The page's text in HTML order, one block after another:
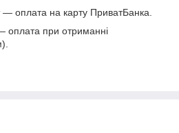
оплата на карту ПриватБанка.
оплата при отриманні